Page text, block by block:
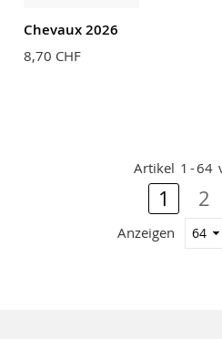
Chevaux 2026
8,70 CHF
Artikel 1 -64
Seite
Sie
1 2
Anzeigen